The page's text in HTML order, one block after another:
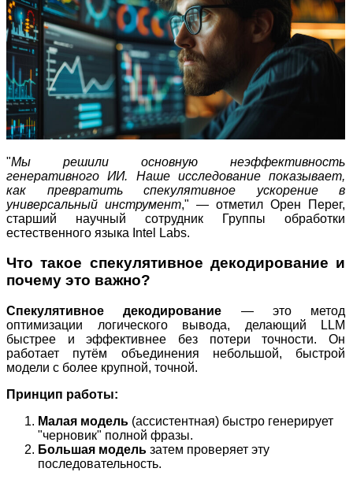
"Мы решили основную неэффективность
генеративного ИИ. Наше исследование показывает,
как превратить спекулятивное ускорение в
универсальный инструмент," — отметил Орен Перег,
старший научный сотрудник Группы обработки
естественного языка Intel Labs.
Что такое спекулятивное декодирование и
почему это важно?
Спекулятивное декодирование — это метод
оптимизации логического вывода, делающий LLM
быстрее и эффективнее без потери точности. Он
работает путём объединения небольшой, быстрой
модели с более крупной, точной.
Принцип работы:
Малая модель (ассистентная) быстро генерирует
"черновик" полной фразы.
Большая модель затем проверяет эту
последовательность.